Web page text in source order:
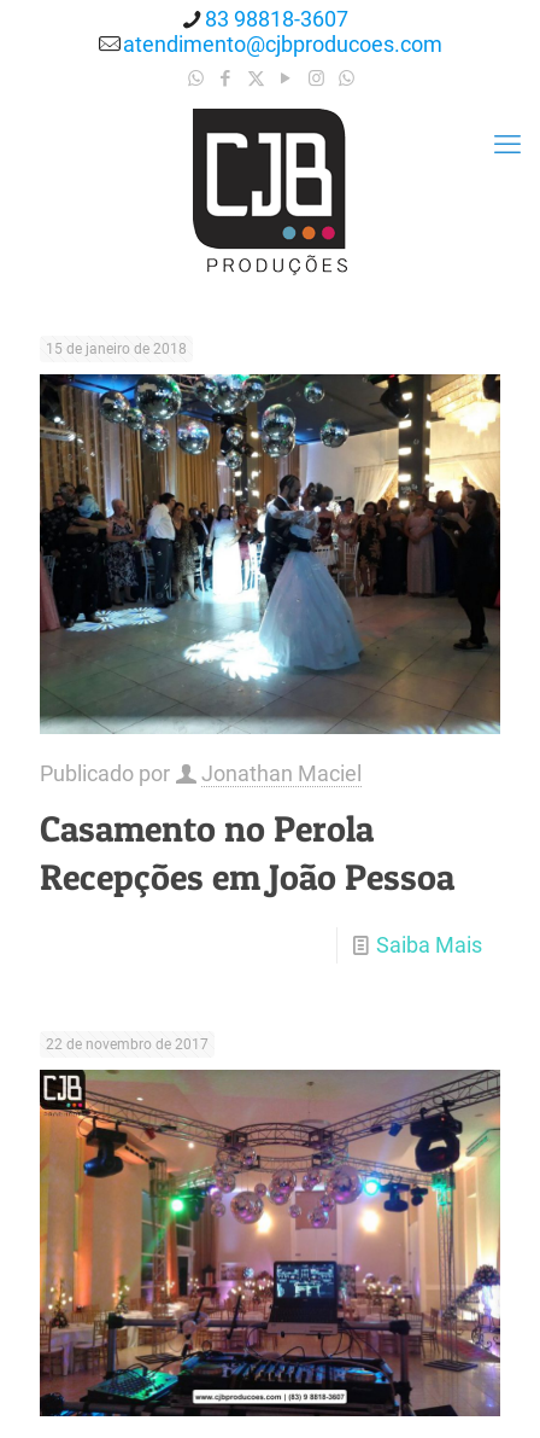
83 98818-3607
atendimento@cjbproducoes.com
15 de janeiro de 2018
Publicado por Jonathan Maciel
Casamento no Perola
Recepções em João Pessoa
Saiba Mais
22 de novembro de 2017